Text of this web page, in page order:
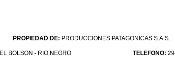
PROPIEDAD DE: PRODUCCIONES PATAGONICAS S.A.S.
BOLSON - RIO NEGRO TELEFONO: